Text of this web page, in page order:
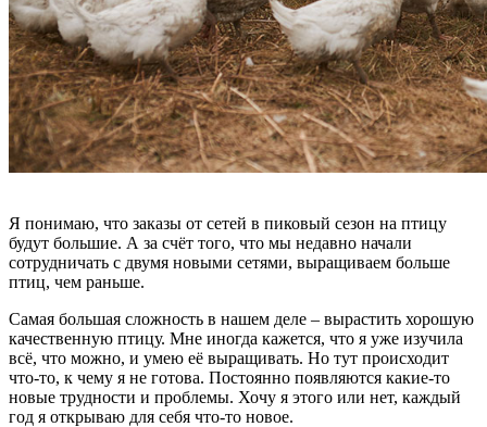
Я понимаю, что заказы от сетей в пиковый сезон на птицу
будут большие. А за счёт того, что мы недавно начали
сотрудничать с двумя новыми сетями, выращиваем больше
птиц, чем раньше.
Самая большая сложность в нашем деле – вырастить хорошую
качественную птицу. Мне иногда кажется, что я уже изучила
всё, что можно, и умею её выращивать. Но тут происходит
что-то, к чему я не готова. Постоянно появляются какие-то
новые трудности и проблемы. Хочу я этого или нет, каждый
год я открываю для себя что-то новое.